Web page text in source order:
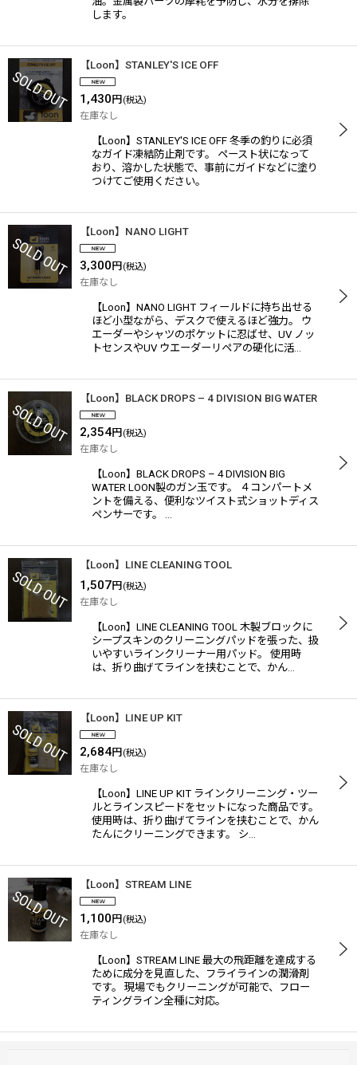
します。
【Loon】STANLEY'S ICE OFF
1,430 円 (税込)
在庫なし
【Loon】STANLEY'S ICE OFF 冬季の釣りに必須
なガイド凍結防止剤です。 ペースト状になって
おり、溶かした状態で、事前にガイドなどに塗り
つけてご使用ください。
【Loon】NANO LIGHT
3,300 円 (税込)
在庫なし
【Loon】NANO LIGHT フィールドに持ち出せる
ほど小型ながら、デスクで使えるほど強力。 ウ
エーダーやシャツのポケットに忍ばせ、UV ノッ
トセンスやUV ウエーダーリペアの硬化に活…
【Loon】BLACK DROPS – 4 DIVISION BIG WATER
2,354円 (税込)
在庫なし
【Loon】BLACK DROPS – 4 DIVISION BIG
WATER LOON製のガン玉です。 ４コンパートメ
ントを備える、便利なツイスト式ショットディス
ペンサーです。 …
【Loon】LINE CLEANING TOOL
1,507円 (税込)
在庫なし
【Loon】LINE CLEANING TOOL 木製ブロックに
シープスキンのクリーニングパッドを張った、扱
いやすいラインクリーナー用パッド。 使用時
は、折り曲げてラインを挟むことで、かん…
【Loon】LINE UP KIT
2,684円 (税込)
在庫なし
【Loon】LINE UP KIT ラインクリーニング・ツー
ルとラインスピードをセットになった商品です。
使用時は、折り曲げてラインを挟むことで、かん
たんにクリーニングできます。 シ…
【Loon】STREAM LINE
1,100 円 (税込)
在庫なし
【Loon】STREAM LINE 最大の飛距離を達成する
ために成分を見直した、フライラインの潤滑剤
です。 現場でもクリーニングが可能で、フロー
ティングライン全種に対応。